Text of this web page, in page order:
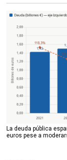
La deuda pública
euros pese a